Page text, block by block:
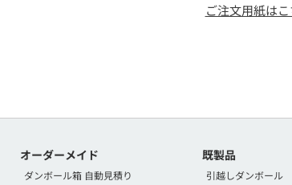
ご注文用紙はこ
オーダーメイド
ダンボール箱 自動見積り
既製品
引越しダンボール